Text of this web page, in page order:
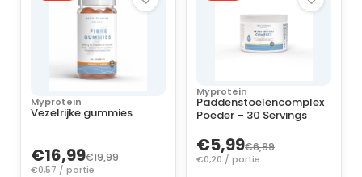
Myprotein
Vezelrijke gummies
€16,99€19,99
€0,57 / portie
Myprotein
Paddenstoelencomplex
Poeder – 30 Servings
€5,99€6,99
€0,20 / portie